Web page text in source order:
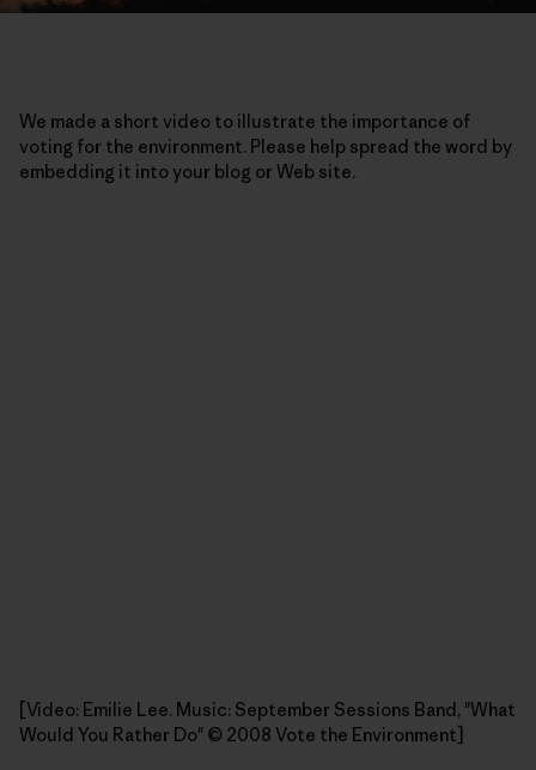
We made a short video to illustrate the importance of
voting for the environment. Please help spread the word by
embedding it into your blog or Web site.
[Video: Emilie Lee. Music: September Sessions Band, "What
Would You Rather Do" © 2008 Vote the Environment]